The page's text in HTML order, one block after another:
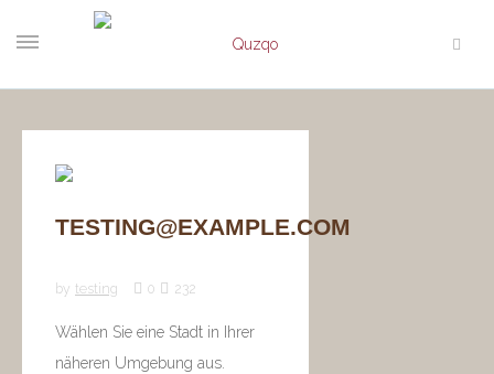
TESTING@EXAMPLE.COM
by testing 0 232
Wählen Sie eine Stadt in Ihrer
näheren Umgebung aus.